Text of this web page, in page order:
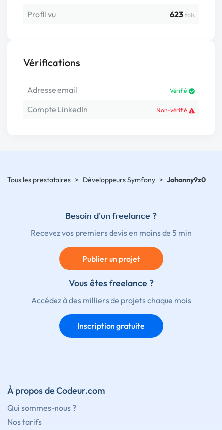
Profil vu
623 fois
Vérifications
Adresse email Vérifié
Compte LinkedIn Non-vérifié
Tous les prestataires > Développeurs Symfony > Johanny9z0
Besoin d'un freelance ?
Recevez vos premiers devis en moins de 5 min
Publier un projet
Vous êtes freelance ?
Accédez à des milliers de projets chaque mois
Inscription gratuite
À propos de Codeur.com
Qui sommes-nous ?
Nos tarifs